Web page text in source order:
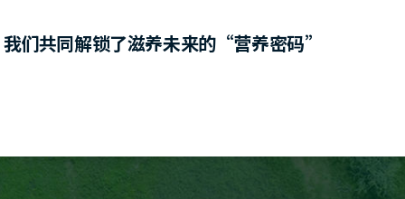
们共同解锁了滋养未来的“营养密码”